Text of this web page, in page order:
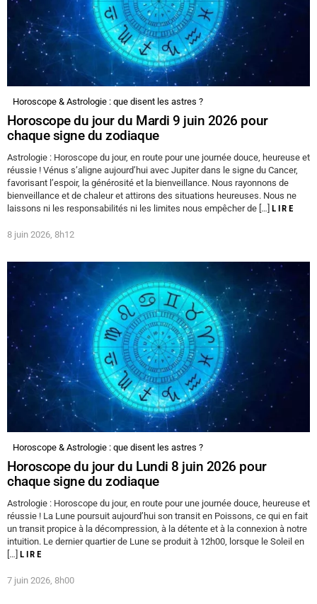
Horoscope & Astrologie : que disent les astres ?
Horoscope du jour du Mardi 9 juin 2026 pour
chaque signe du zodiaque
Astrologie : Horoscope du jour, en route pour une journée douce, heureuse et
réussie ! Vénus s’aligne aujourd’hui avec Jupiter dans le signe du Cancer,
favorisant l’espoir, la générosité et la bienveillance. Nous rayonnons de
bienveillance et de chaleur et attirons des situations heureuses. Nous ne
laissons ni les responsabilités ni les limites nous empêcher de […] LIRE
8 juin 2026, 8h12
Horoscope & Astrologie : que disent les astres ?
Horoscope du jour du Lundi 8 juin 2026 pour
chaque signe du zodiaque
Astrologie : Horoscope du jour, en route pour une journée douce, heureuse et
réussie ! La Lune poursuit aujourd’hui son transit en Poissons, ce qui en fait
un transit propice à la décompression, à la détente et à la connexion à notre
intuition. Le dernier quartier de Lune se produit à 12h00, lorsque le Soleil en
[…] LIRE
7 juin 2026, 8h00